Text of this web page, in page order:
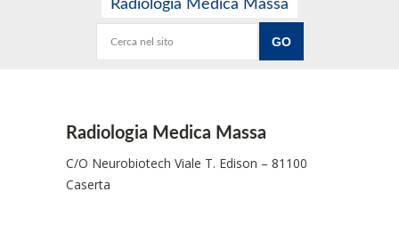
Radiologia Medica Massa
Radiologia Medica Massa
C/O Neurobiotech Viale T. Edison – 81100
Caserta